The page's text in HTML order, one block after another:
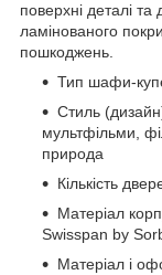
поверхні деталі
ламінованого
пошкоджень.
Тип шафи-
Стиль
мультфільми,
природа
Кількість
Матеріал
Swisspan by
Матеріал і